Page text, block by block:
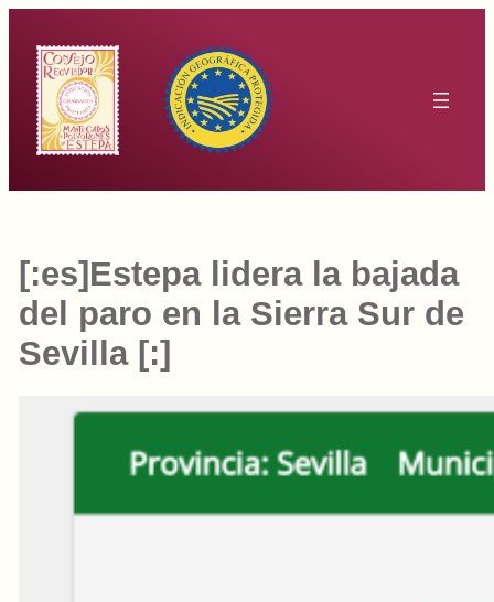
contenido
[:es]Estepa lidera la bajada
del paro en la Sierra Sur de
Sevilla [:]